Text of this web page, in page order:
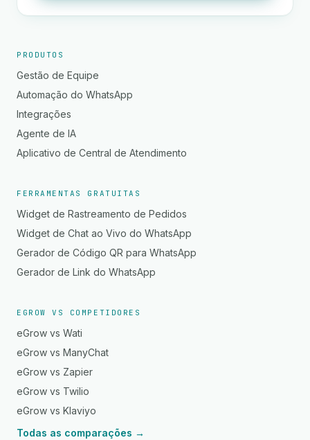
PRODUTOS
Gestão de Equipe
Automação do WhatsApp
Integrações
Agente de IA
Aplicativo de Central de Atendimento
FERRAMENTAS GRATUITAS
Widget de Rastreamento de Pedidos
Widget de Chat ao Vivo do WhatsApp
Gerador de Código QR para WhatsApp
Gerador de Link do WhatsApp
EGROW VS COMPETIDORES
eGrow vs Wati
eGrow vs ManyChat
eGrow vs Zapier
eGrow vs Twilio
eGrow vs Klaviyo
Todas as comparações →